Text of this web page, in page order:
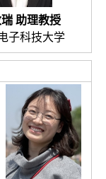
瑞 助理教授
子科技大学